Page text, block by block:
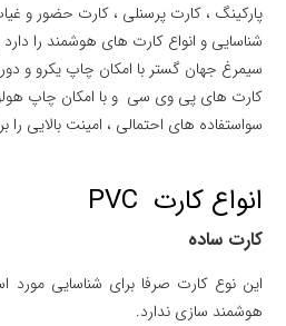
پارکینگ ، کارت پرسنلی ، کارت حضور و
شناسایی و انواع کارت های هوشمند را
سیمرغ جهان گستر با امکان چاپ یکرو و
کارت های پی وی سی و با امکان چاپ
سواستفاده های احتمالی ، امینت بالایی را
انواع کارت PVC
کارت ساده
این نوع کارت صرفا برای شناسایی مورد
هوشمند سازی ندارد.